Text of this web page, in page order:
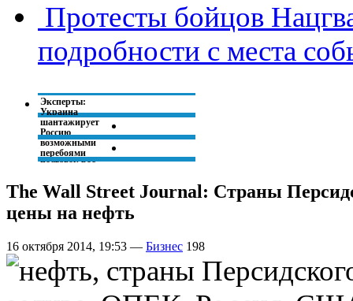
Протесты бойцов
подробности с места
Эксперты:
Украина
шантажирует
Россию
возможными
перебоями
поставок рос...
Михаил
Ходорковский: Я
не отдам Крым,
если стану
президентом РФ
Трехсторонние
переговоры по газу
в формате Россия-
Украина-ЕС
The Wall Street Journal: Страны
цены на нефть
16 октября 2014, 19:53 — Бизнес 198